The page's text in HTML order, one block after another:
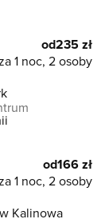
od235 zł
1 noc, 2 osoby
od166 zł
1 noc, 2 osoby
Kalinowa